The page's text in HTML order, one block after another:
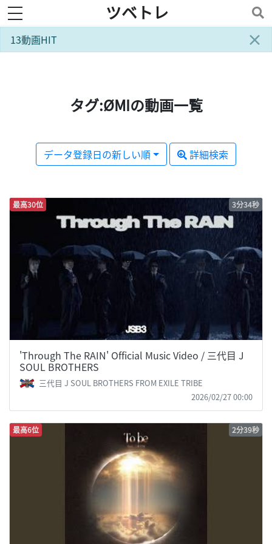
toggle navigation ツベトレ
×
13動画HIT
タグ:ØMIの動画一覧
データ登録日の新しい順 詳細検索
最高30位 3分34秒
'Through The RAIN' Official Music Video / 三代目 J
SOUL BROTHERS
三代目 J SOUL BROTHERS FROM EXILE TRIBE
2026/02/27 00:00
最高6位 2分39秒